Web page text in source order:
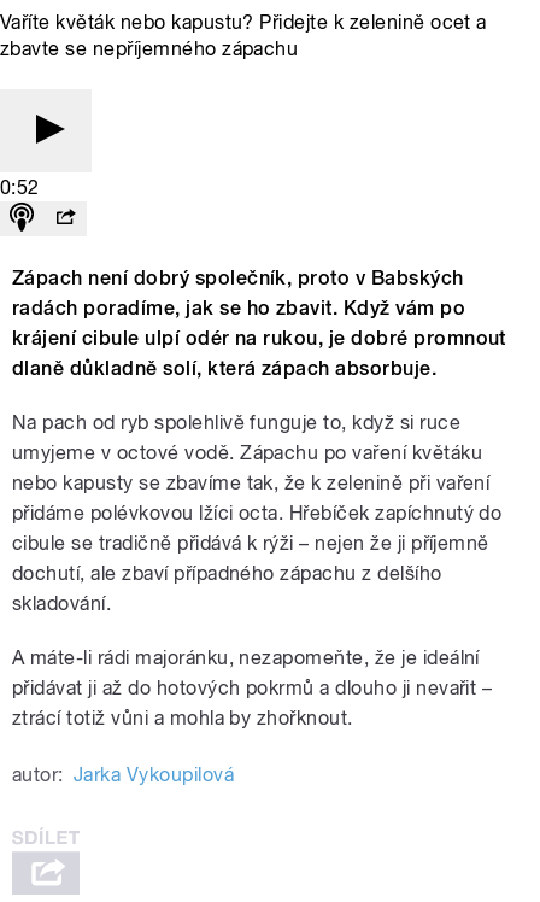
Vaříte květák nebo kapustu? Přidejte k zelenině ocet a
zbavte se nepříjemného zápachu
0:52
Zápach není dobrý společník, proto v Babských
radách poradíme, jak se ho zbavit. Když vám po
krájení cibule ulpí odér na rukou, je dobré promnout
dlaně důkladně solí, která zápach absorbuje.
Na pach od ryb spolehlivě funguje to, když si ruce
umyjeme v octové vodě. Zápachu po vaření květáku
nebo kapusty se zbavíme tak, že k zelenině při vaření
přidáme polévkovou lžíci octa. Hřebíček zapíchnutý do
cibule se tradičně přidává k rýži – nejen že ji příjemně
dochutí, ale zbaví případného zápachu z delšího
skladování.
A máte-li rádi majoránku, nezapomeňte, že je ideální
přidávat ji až do hotových pokrmů a dlouho ji nevařit –
ztrácí totiž vůni a mohla by zhořknout.
autor: Jarka Vykoupilová